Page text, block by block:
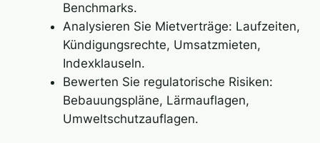
Benchmarks.
Analysieren Sie Mietverträge: Laufzeiten,
Kündigungsrechte, Umsatzmieten,
Indexklauseln.
Bewerten Sie regulatorische Risiken:
Bebauungspläne, Lärmauflagen,
Umweltschutzauflagen.